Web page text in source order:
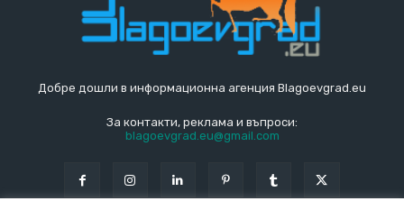
Добре дошли в информационна агенция Blagoevgrad.eu
За контакти, реклама и въпроси:
blagoevgrad.eu@gmail.com